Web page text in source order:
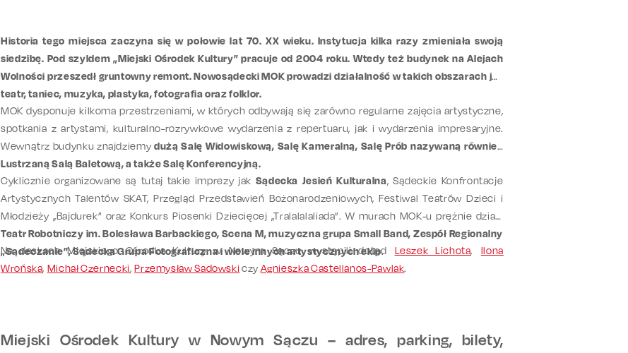
Historia tego miejsca zaczyna się w połowie lat 70. XX wieku. Instytucja kilka razy zmieniała swoją
siedzibę. Pod szyldem „Miejski Ośrodek Kultury” pracuje od 2004 roku. Wtedy też budynek na Alejach
Wolności przeszedł gruntowny remont. Nowosądecki MOK prowadzi działalność w takich obszarach jak
teatr, taniec, muzyka, plastyka, fotografia oraz folklor.
MOK dysponuje kilkoma przestrzeniami, w których odbywają się zarówno regularne zajęcia artystyczne,
spotkania z artystami, kulturalno-rozrywkowe wydarzenia z repertuaru, jak i wydarzenia impresaryjne.
Wewnątrz budynku znajdziemy dużą Salę Widowiskową, Salę Kameralną, Salę Prób nazywaną również
Lustrzaną Salą Baletową, a także Salę Konferencyjną.
Cyklicznie organizowane są tutaj takie imprezy jak Sądecka Jesień Kulturalna, Sądeckie Konfrontacje
Artystycznych Talentów SKAT, Przegląd Przedstawień Bożonarodzeniowych, Festiwal Teatrów Dzieci i
Młodzieży „Bajdurek” oraz Konkurs Piosenki Dziecięcej „Tralalalaliada”. W murach MOK-u prężnie działa
Teatr Robotniczy im. Bolesława Barbackiego, Scena M, muzyczna grupa Small Band, Zespół Regionalny
„Sądeczanie”, Sądecka Grupa Fotograficzna i wiele innych artystycznych ekip.
Na deskach Miejskiego Ośrodka Kultury w Nowym Sączu wystąpili dotąd Leszek Lichota, Ilona
Wrońska, Michał Czernecki,Przemysław Sadowskiczy Agnieszka Castellanos-Pawlak.
Miejski Ośrodek Kultury w Nowym Sączu – adres, parking, bilety,